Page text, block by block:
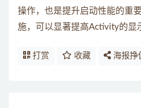
操作，也是提升启动性能的重
施，可以显著提高Activity的显
打赏 收藏 海报挣